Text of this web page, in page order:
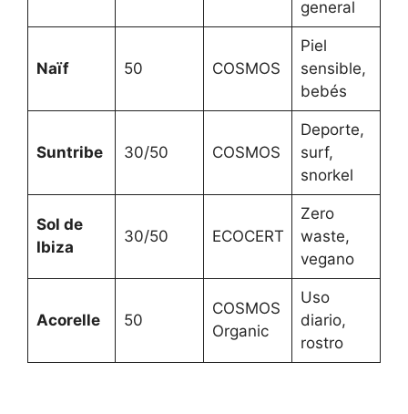
general
Naïf 50 COSMOS
Piel
sensible,
bebés
Suntribe 30/50 COSMOS
Deporte,
surf,
snorkel
Sol de
Ibiza
30/50 ECOCERT
Zero
waste,
vegano
Acorelle 50
COSMOS
Organic
Uso
diario,
rostro